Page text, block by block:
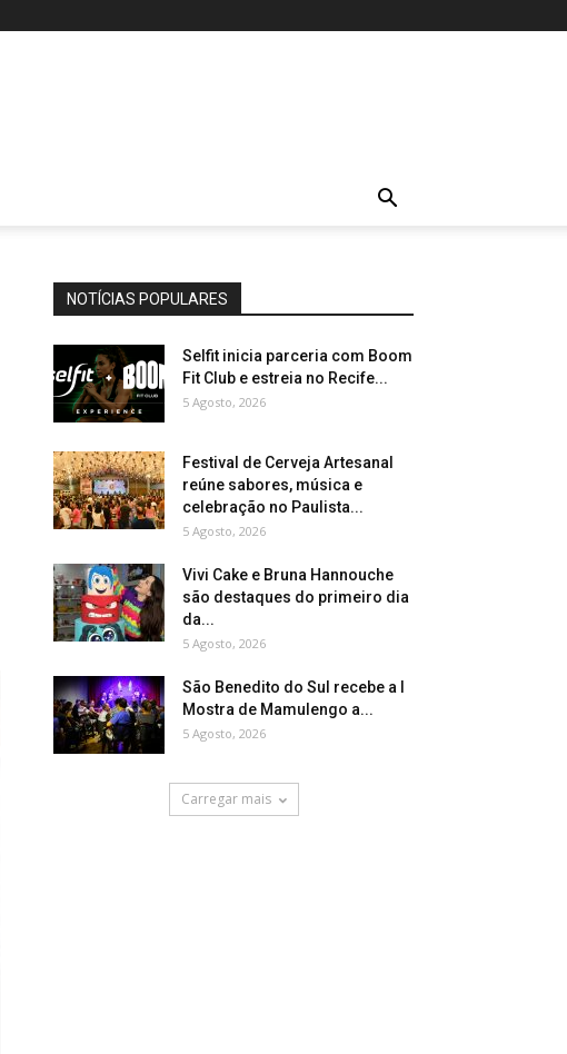
NOTÍCIAS POPULARES
Selfit inicia parceria com Boom
Fit Club e estreia no Recife...
5 Agosto, 2026
Festival de Cerveja Artesanal
reúne sabores, música e
celebração no Paulista...
5 Agosto, 2026
Vivi Cake e Bruna Hannouche
são destaques do primeiro dia
da...
5 Agosto, 2026
São Benedito do Sul recebe a I
Mostra de Mamulengo a...
5 Agosto, 2026
Carregar mais